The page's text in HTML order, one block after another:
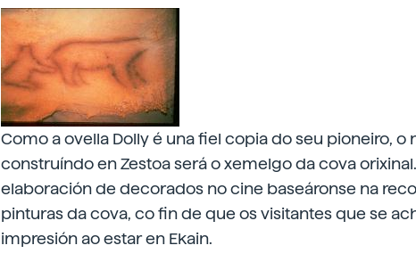
Como a ovella Dolly é una fiel copia do seu pioneiro, o
construíndo en Zestoa será o xemelgo da cova
elaboración de decorados no cine baseáronse na
pinturas da cova, co fin de que os visitantes que se
impresión ao estar en Ekain.